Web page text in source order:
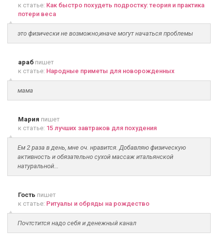
к статье: Как быстро похудеть подростку: теория и практика
потери веса
это физически не возможно,иначе могут начаться проблемы
араб пишет
к статье: Народные приметы для новорожденных
мама
Мария пишет
к статье: 15 лучших завтраков для похудения
Ем 2 раза в день, мне оч. нравится. Добавляю физическую
активность и обязательно сухой массаж итальянской
натуральной...
Гость пишет
к статье: Ритуалы и обряды на рождество
Почтстится надо себя и денежный канал